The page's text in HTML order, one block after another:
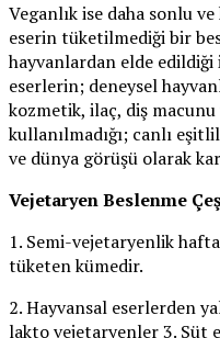
Veganlık ise daha sonlu
eserin tüketilmediği bir
hayvanlardan elde
eserlerin; deneysel
kozmetik, ilaç, diş
kullanılmadığı; canlı
ve dünya görüşü olarak
Vejetaryen Beslenme
1. Semi-vejetaryenlik
tüketen kümedir.
2. Hayvansal eserlerden
lakto vejetaryenler 3. Süt